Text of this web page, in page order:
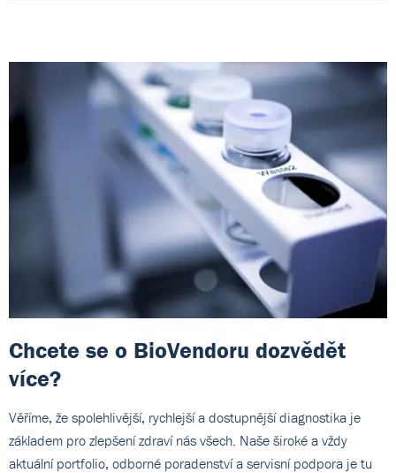
Chcete se o BioVendoru dozvědět
více?
Věříme, že spolehlivější, rychlejší a dostupnější diagnostika je
základem pro zlepšení zdraví nás všech. Naše široké a vždy
aktuální portfolio, odborné poradenství a servisní podpora je tu